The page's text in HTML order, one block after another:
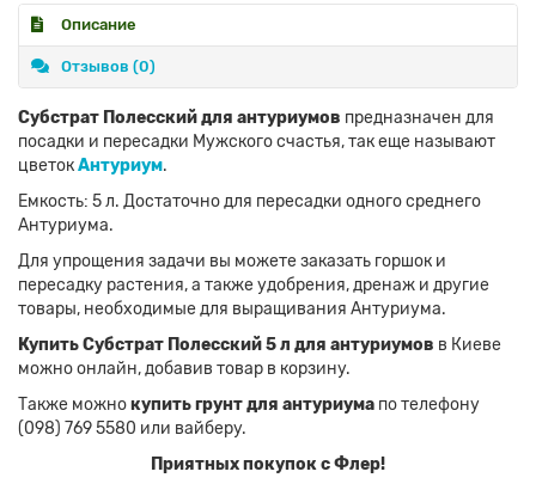
Описание
Отзывов (0)
Субстрат Полесский для антуриумов предназначен для
посадки и пересадки Мужского счастья, так еще называют
цветокАнтуриум.
Емкость: 5 л. Достаточно для пересадки одного среднего
Антуриума.
Для упрощения задачи вы можете заказать горшок и
пересадку растения, а также удобрения, дренаж и другие
товары, необходимые для выращивания Антуриума.
Купить Субстрат Полесский 5 л для антуриумов в Киеве
можно онлайн, добавив товар в корзину.
Также можнокупить грунт для антуриума по телефону
(098) 769 5580 или вайберу.
Приятных покупок с Флер!